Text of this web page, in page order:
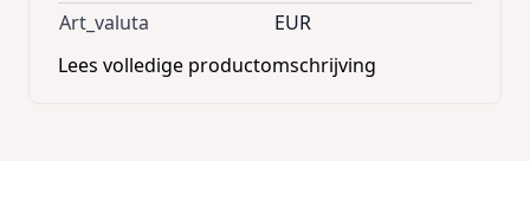
Art_valuta
EUR
Lees volledige productomschrijving